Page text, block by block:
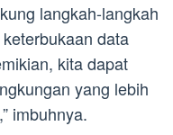
langkah-langkah
data
kita dapat
yang lebih
imbuhnya.